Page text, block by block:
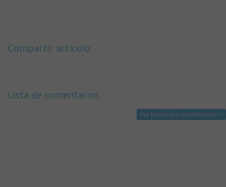
Compartir artículo:
Lista de comentarios
Ver todos los comentarios>>